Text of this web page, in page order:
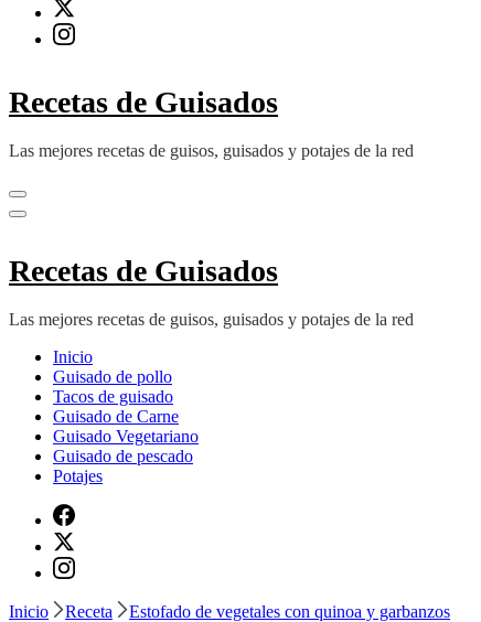
Recetas de Guisados
Las mejores recetas de guisos, guisados y potajes de la red
Recetas de Guisados
Las mejores recetas de guisos, guisados y potajes de la red
Inicio
Guisado de pollo
Tacos de guisado
Guisado de Carne
Guisado Vegetariano
Guisado de pescado
Potajes
Inicio Receta Estofado de vegetales con quinoa y garbanzos